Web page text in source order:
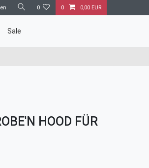
0 0 0,00 EUR
Sale
HOOD FÜR